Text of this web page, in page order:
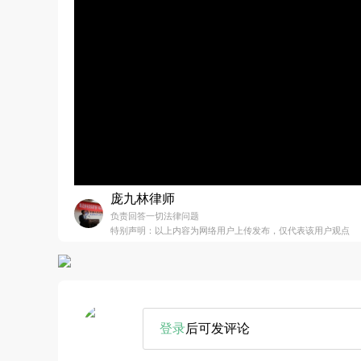
庞九林律师
负责回答一切法律问题
特别声明：以上内容为网络用户上传发布，仅代表该用户观点
登录后可发评论